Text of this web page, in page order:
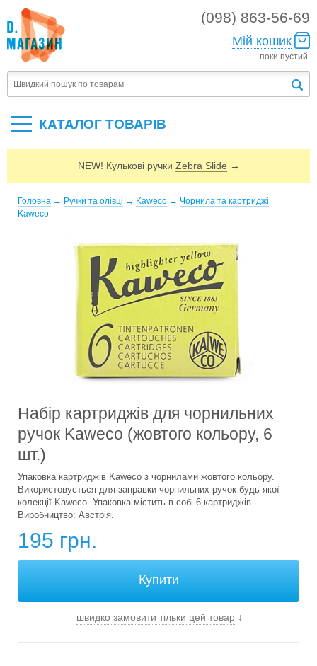
(098) 863-56-69
Мій кошик
поки пустий
КАТАЛОГ ТОВАРIВ
NEW! Кулькові ручки Zebra Slide →
Головна → Ручки та олівці → Kaweco → Чорнила та картриджі
Kaweco
Набір картриджів для чорнильних
ручок Kaweco (жовтого кольору, 6
шт.)
Упаковка картриджів Kaweco з чорнилами жовтого кольору.
Використовується для заправки чорнильних ручок будь-якої
колекції Kaweco. Упаковка містить в собі 6 картриджів.
Виробництво: Австрія.
195 грн.
швидко замовити тільки цей товар↓